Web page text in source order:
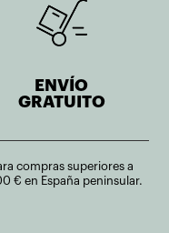
ENVÍO
GRATUITO
compras superiores a
€ en España peninsular.